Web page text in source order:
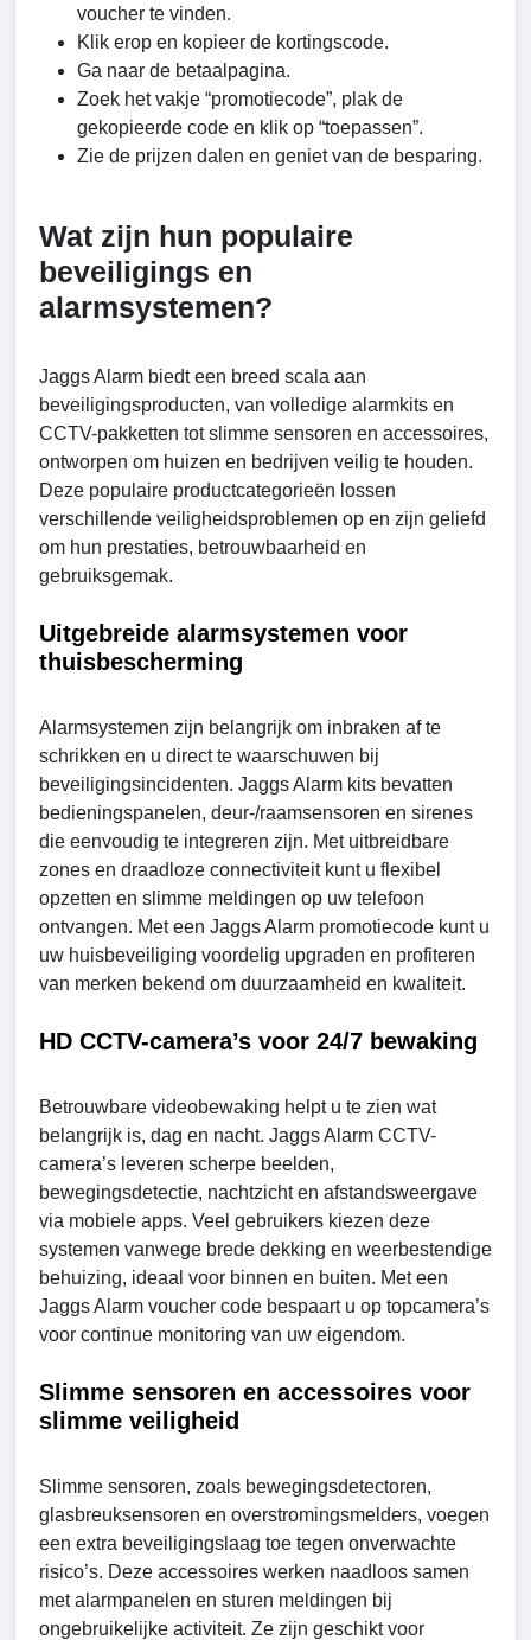
voucher te vinden.
Klik erop en kopieer de kortingscode.
Ga naar de betaalpagina.
Zoek het vakje “promotiecode”, plak de
gekopieerde code en klik op “toepassen”.
Zie de prijzen dalen en geniet van de besparing.
Wat zijn hun populaire
beveiligings en
alarmsystemen?
Jaggs Alarm biedt een breed scala aan
beveiligingsproducten, van volledige alarmkits en
CCTV-pakketten tot slimme sensoren en accessoires,
ontworpen om huizen en bedrijven veilig te houden.
Deze populaire productcategorieën lossen
verschillende veiligheidsproblemen op en zijn geliefd
om hun prestaties, betrouwbaarheid en
gebruiksgemak.
Uitgebreide alarmsystemen voor
thuisbescherming
Alarmsystemen zijn belangrijk om inbraken af te
schrikken en u direct te waarschuwen bij
beveiligingsincidenten. Jaggs Alarm kits bevatten
bedieningspanelen, deur-/raamsensoren en sirenes
die eenvoudig te integreren zijn. Met uitbreidbare
zones en draadloze connectiviteit kunt u flexibel
opzetten en slimme meldingen op uw telefoon
ontvangen. Met een Jaggs Alarm promotiecode kunt u
uw huisbeveiliging voordelig upgraden en profiteren
van merken bekend om duurzaamheid en kwaliteit.
HD CCTV-camera’s voor 24/7 bewaking
Betrouwbare videobewaking helpt u te zien wat
belangrijk is, dag en nacht. Jaggs Alarm CCTV-
camera’s leveren scherpe beelden,
bewegingsdetectie, nachtzicht en afstandsweergave
via mobiele apps. Veel gebruikers kiezen deze
systemen vanwege brede dekking en weerbestendige
behuizing, ideaal voor binnen en buiten. Met een
Jaggs Alarm voucher code bespaart u op topcamera’s
voor continue monitoring van uw eigendom.
Slimme sensoren en accessoires voor
slimme veiligheid
Slimme sensoren, zoals bewegingsdetectoren,
glasbreuksensoren en overstromingsmelders, voegen
een extra beveiligingslaag toe tegen onverwachte
risico’s. Deze accessoires werken naadloos samen
met alarmpanelen en sturen meldingen bij
ongebruikelijke activiteit. Ze zijn geschikt voor